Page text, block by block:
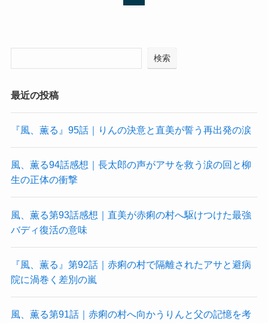
検索
最近の投稿
『風、薫る』95話｜りんの決意と直美が誓う再出発の涙
風、薫る94話感想｜長太郎の声がアサを救う涙の回と柳
生の正体の衝撃
風、薫る第93話感想｜直美が赤痢の村へ駆けつけた最強
バディ復活の意味
『風、薫る』第92話｜赤痢の村で隔離されたアサと避病
院に渦巻く差別の嵐
風、薫る第91話｜赤痢の村へ向かうりんと父の記憶を考